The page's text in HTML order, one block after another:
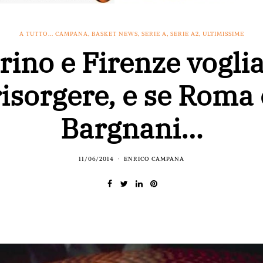
A TUTTO... CAMPANA, BASKET NEWS, SERIE A, SERIE A2, ULTIMISSIME
e Firenze
e se Roma
Bargnani…
11/06/2014 ENRICO CAMPANA